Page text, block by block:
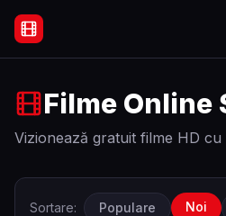
Filme Online Subtitrate - Acasă
Filme Online
Vizionează gratuit filme HD
Sortare: Populare Noi